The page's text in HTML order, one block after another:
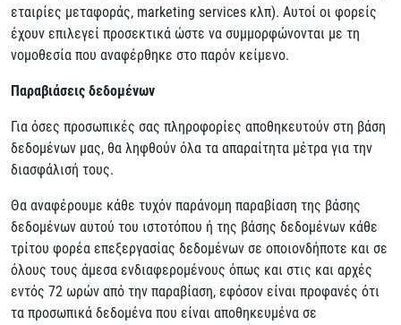
εταιρίες μεταφοράς, marketing services κλπ). Αυτοί οι φορείς
έχουν επιλεγεί προσεκτικά ώστε να συμμορφώνονται με τη
νομοθεσία που αναφέρθηκε στο παρόν κείμενο.
Παραβιάσεις δεδομένων
Για όσες προσωπικές σας πληροφορίες αποθηκευτούν στη βάση
δεδομένων μας, θα ληφθούν όλα τα απαραίτητα μέτρα για την
διασφάλισή τους.
Θα αναφέρουμε κάθε τυχόν παράνομη παραβίαση της βάσης
δεδομένων αυτού του ιστοτόπου ή της βάσης δεδομένων κάθε
τρίτου φορέα επεξεργασίας δεδομένων σε οποιονδήποτε και σε
όλους τους άμεσα ενδιαφερομένους όπως και στις και αρχές
εντός 72 ωρών από την παραβίαση, εφόσον είναι προφανές ότι
τα προσωπικά δεδομένα που είναι αποθηκευμένα σε